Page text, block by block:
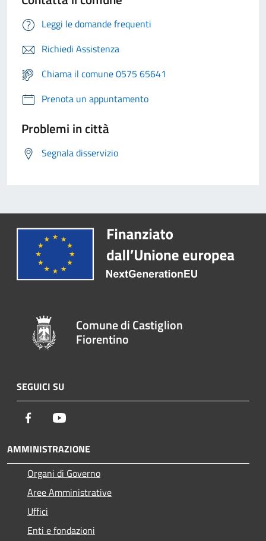
Leggi le domande frequenti
Richiedi Assistenza
Chiama il comune 0575 65641
Prenota un appuntamento
Problemi in città
Segnala disservizio
Comune di Castiglion
Fiorentino
SEGUICI SU
Facebook
AMMINISTRAZIONE
Organi di Governo
Aree Amministrative
Uffici
Enti e fondazioni